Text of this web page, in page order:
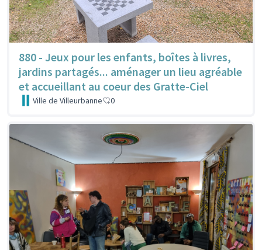
880 - Jeux pour les enfants, boîtes à livres,
jardins partagés... aménager un lieu agréable
et accueillant au coeur des Gratte-Ciel
Ville de Villeurbanne 0